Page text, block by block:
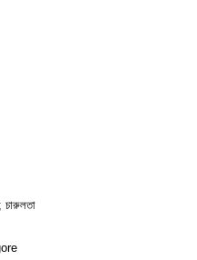
চারুলতা